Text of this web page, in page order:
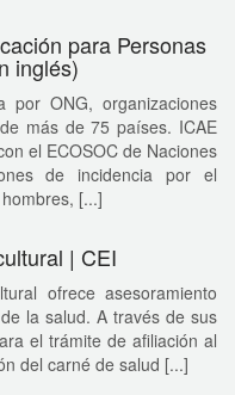
para Personas
inglés)
por ONG, organizaciones
más de 75 países. ICAE
el ECOSOC de Naciones
de incidencia por el
[...]
| CEI
ofrece asesoramiento
la salud. A través de sus
el trámite de afiliación al
del carné de salud [...]